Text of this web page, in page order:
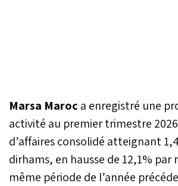
Marsa Maroc a enregistré une
activité au premier trimestre
d’affaires consolidé atteignant
dirhams, en hausse de 12,1% par
même période de l’année